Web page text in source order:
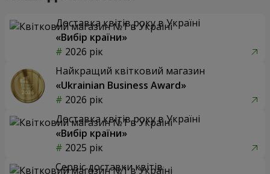
Доставка квітів року в Україні
«Вибір країни»
2026 рік
Найкращий квітковий магазин
«Ukrainian Business Award»
2026 рік
Доставка квітів року в Україні
«Вибір країни»
2025 рік
Сервіс доставки квітів